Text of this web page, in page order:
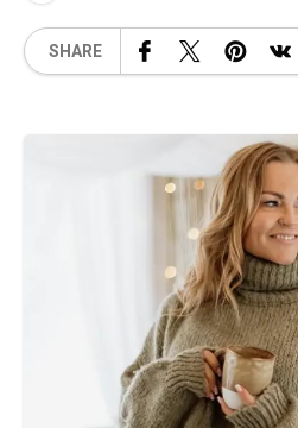
SHARE